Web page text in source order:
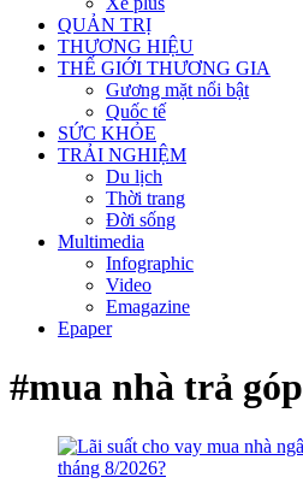
QUẢN TRỊ
THƯƠNG HIỆU
THẾ GIỚI THƯƠNG GIA
Gương mặt nổi bật
Quốc tế
SỨC KHỎE
TRẢI NGHIỆM
Du lịch
Thời trang
Đời sống
Multimedia
Infographic
Video
Emagazine
Epaper
#mua nhà trả góp